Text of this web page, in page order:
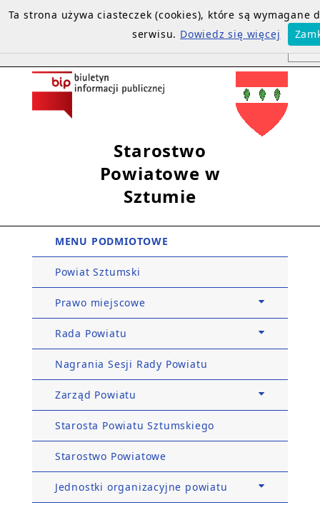
Starostwo
Powiatowe w
Sztumie
MENU PODMIOTOWE
Powiat Sztumski
Prawo miejscowe
Rada Powiatu
Nagrania Sesji Rady Powiatu
Zarząd Powiatu
Starosta Powiatu Sztumskiego
Starostwo Powiatowe
Jednostki organizacyjne powiatu
Ta strona używa ciasteczek (cookies), które są wymagane
serwisu. Dowiedz się więcej